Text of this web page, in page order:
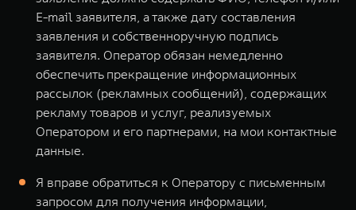
E-mail заявителя, а также дату составления
заявления и собственноручную подпись
заявителя. Оператор обязан немедленно
обеспечить прекращение информационных
рассылок (рекламных сообщений), содержащих
рекламу товаров и услуг, реализуемых
Оператором и его партнерами, на мои контактные
данные.
Я вправе обратиться к Оператору с письменным
запросом для получения информации,